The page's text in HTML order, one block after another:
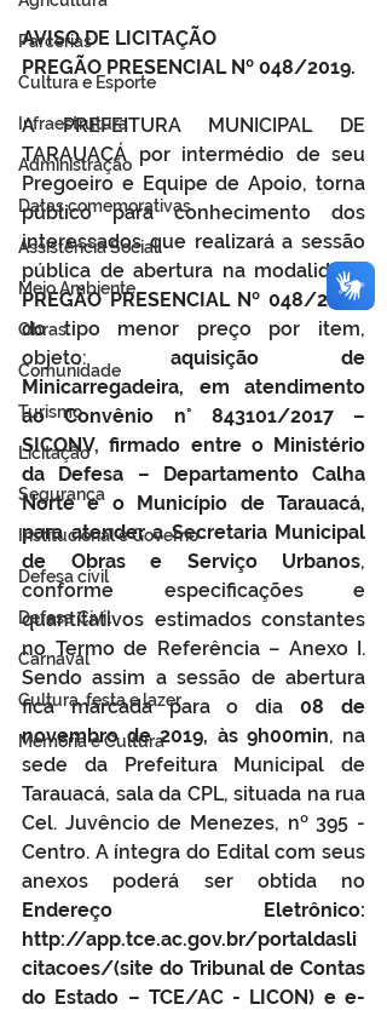
Parcerias
Cultura e Esporte
Infraestrutura
Administração
Datas comemorativas
Assistência Social
Meio Ambiente
Obras
Comunidade
Turismo
Licitação
Segurança
Institucional e Governo
Defesa cívil
Defesa Civil
Carnaval
Cultura, festa e lazer
Memória e Cultura
AVISO DE LICITAÇÃO
PREGÃO PRESENCIAL Nº 048/2019.
A PREFEITURA MUNICIPAL DE
TARAUACÁ por intermédio de seu
Pregoeiro e Equipe de Apoio, torna
público para conhecimento dos
interessados que realizará a sessão
pública de abertura na modalidade
PREGÃO PRESENCIAL Nº 048/2019
do tipo menor preço por item,
objeto: aquisição de
Minicarregadeira, em atendimento
ao Convênio n° 843101/2017 –
SICONV, firmado entre o Ministério
da Defesa – Departamento Calha
Norte e o Município de Tarauacá,
para atender a Secretaria Municipal
de Obras e Serviço Urbanos,
conforme especificações e
quantitativos estimados constantes
no Termo de Referência – Anexo I.
Sendo assim a sessão de abertura
fica marcada para o dia 08 de
novembro de 2019, às 9h00min, na
sede da Prefeitura Municipal de
Tarauacá, sala da CPL, situada na rua
Cel. Juvêncio de Menezes, nº 395 -
Centro. A íntegra do Edital com seus
http://app.tce.ac.gov.br/portaldasli
citacoes/(site do Tribunal de Contas
do Estado – TCE/AC - LICON) e e-